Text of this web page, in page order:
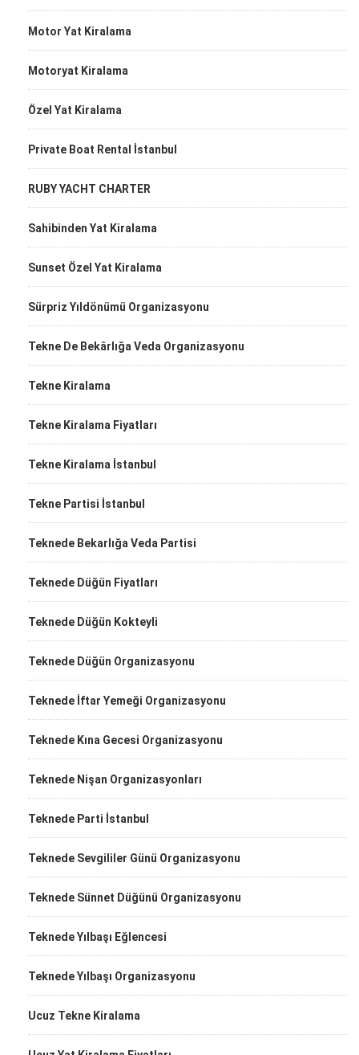
Motor Yat Kiralama
Motoryat Kiralama
Özel Yat Kiralama
Private Boat Rental İstanbul
RUBY YACHT CHARTER
Sahibinden Yat Kiralama
Sunset Özel Yat Kiralama
Sürpriz Yıldönümü Organizasyonu
Tekne De Bekârlığa Veda Organizasyonu
Tekne Kiralama
Tekne Kiralama Fiyatları
Tekne Kiralama İstanbul
Tekne Partisi İstanbul
Teknede Bekarlığa Veda Partisi
Teknede Düğün Fiyatları
Teknede Düğün Kokteyli
Teknede Düğün Organizasyonu
Teknede İftar Yemeği Organizasyonu
Teknede Kına Gecesi Organizasyonu
Teknede Nişan Organizasyonları
Teknede Parti İstanbul
Teknede Sevgililer Günü Organizasyonu
Teknede Sünnet Düğünü Organizasyonu
Teknede Yılbaşı Eğlencesi
Teknede Yılbaşı Organizasyonu
Ucuz Tekne Kiralama